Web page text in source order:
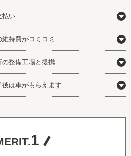
払い
持費がコミコミ
の整備工場と提携
後は車がもらえます
1